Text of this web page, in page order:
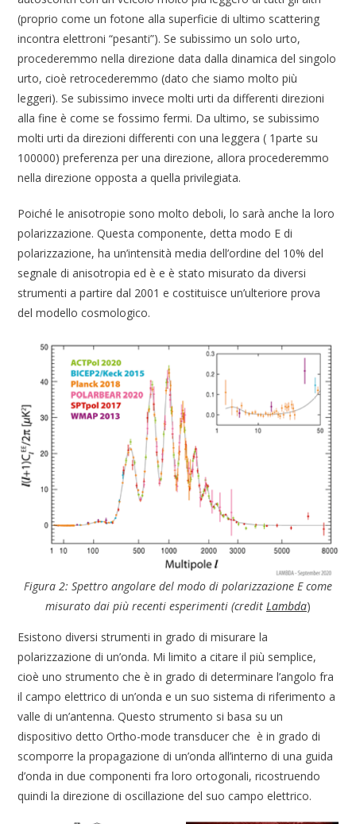
(proprio come un fotone alla superficie di ultimo scattering
incontra elettroni “pesanti”). Se subissimo un solo urto,
procederemmo nella direzione data dalla dinamica del singolo
urto, cioè retrocederemmo (dato che siamo molto più
leggeri). Se subissimo invece molti urti da differenti direzioni
alla fine è come se fossimo fermi. Da ultimo, se subissimo
molti urti da direzioni differenti con una leggera ( 1parte su
100000) preferenza per una direzione, allora procederemmo
nella direzione opposta a quella privilegiata.
Poiché le anisotropie sono molto deboli, lo sarà anche la loro
polarizzazione. Questa componente, detta modo E di
polarizzazione, ha un’intensità media dell’ordine del 10% del
segnale di anisotropia ed è e è stato misurato da diversi
strumenti a partire dal 2001 e costituisce un’ulteriore prova
del modello cosmologico.
Figura 2: Spettro angolare del modo di polarizzazione E come
misurato dai più recenti esperimenti (credit Lambda)
Esistono diversi strumenti in grado di misurare la
polarizzazione di un’onda. Mi limito a citare il più semplice,
cioè uno strumento che è in grado di determinare l’angolo fra
il campo elettrico di un’onda e un suo sistema di riferimento a
valle di un’antenna. Questo strumento si basa su un
dispositivo detto Ortho-mode transducer che è in grado di
scomporre la propagazione di un’onda all’interno di una guida
d’onda in due componenti fra loro ortogonali, ricostruendo
quindi la direzione di oscillazione del suo campo elettrico.